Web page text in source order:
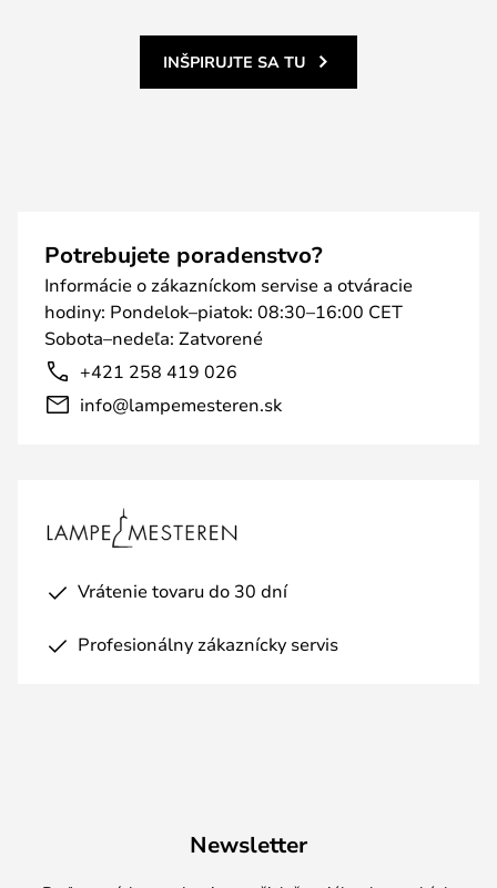
INŠPIRUJTE SA TU
Potrebujete poradenstvo?
Informácie o zákazníckom servise a otváracie
hodiny: Pondelok–piatok: 08:30–16:00 CET
Sobota–nedeľa: Zatvorené
+421 258 419 026
info@lampemesteren.sk
Vrátenie tovaru do 30 dní
Profesionálny zákaznícky servis
Newsletter